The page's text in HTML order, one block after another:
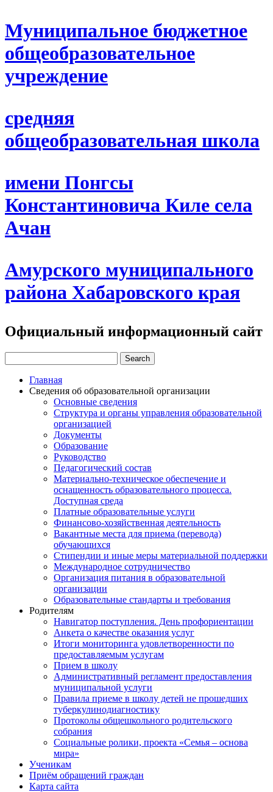
Муниципальное бюджетное
общеобразовательное
учреждение
средняя
общеобразовательная школа
имени Понгсы
Константиновича Киле села
Ачан
Амурского муниципального
района Хабаровского края
Официальный информационный сайт
Главная
Сведения об образовательной организации
Основные сведения
Структура и органы управления образовательной
организацией
Документы
Образование
Руководство
Педагогический состав
Материально-техническое обеспечение и
оснащенность образовательного процесса.
Доступная среда
Платные образовательные услуги
Финансово-хозяйственная деятельность
Вакантные места для приема (перевода)
обучающихся
Стипендии и иные меры материальной поддержки
Международное сотрудничество
Организация питания в образовательной
организации
Образовательные стандарты и требования
Родителям
Навигатор поступления. День профориентации
Анкета о качестве оказания услуг
Итоги мониторинга удовлетворенности по
предоставляемым услугам
Прием в школу
Административный регламент предоставления
муниципальной услуги
Правила приеме в школу детей не прошедших
туберкулинодиагностику
Протоколы общешкольного родительского
собрания
Социальные ролики, проекта «Семья – основа
мира»
Ученикам
Приём обращений граждан
Карта сайта